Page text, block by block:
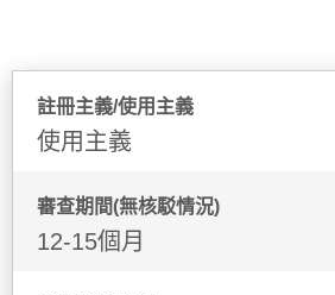
註冊主義/使用主義
使用主義
審查期間(無核駁情況)
12-15個月